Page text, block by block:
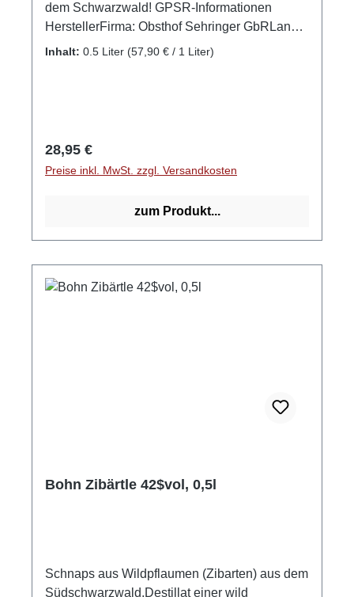
dem Schwarzwald! GPSR-Informationen
HerstellerFirma: Obsthof Sehringer GbRLand:
DeutschlandStadt: MengenStraße: Hauptstr.
Inhalt: 0.5 Liter (57,90 € / 1 Liter)
Regulärer Preis:
28,95 €
Preise inkl. MwSt. zzgl. Versandkosten
zum Produkt...
Bohn Zibärtle 42$vol, 0,5l
Schnaps aus Wildpflaumen (Zibarten) aus dem
Südschwarzwald.Destillat einer wild